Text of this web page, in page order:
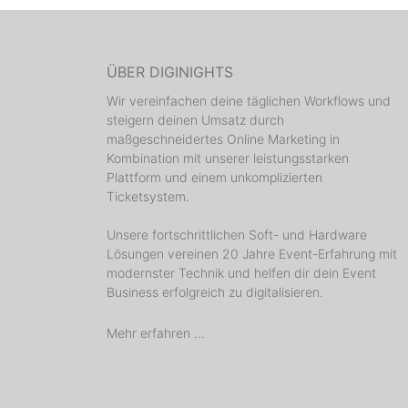
ÜBER DIGINIGHTS
Wir vereinfachen deine täglichen Workflows und
steigern deinen Umsatz durch
maßgeschneidertes Online Marketing in
Kombination mit unserer leistungsstarken
Plattform und einem unkomplizierten
Ticketsystem.
Unsere fortschrittlichen Soft- und Hardware
Lösungen vereinen 20 Jahre Event-Erfahrung mit
modernster Technik und helfen dir dein Event
Business erfolgreich zu digitalisieren.
Mehr erfahren ...